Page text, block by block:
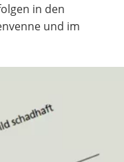
in den
und im